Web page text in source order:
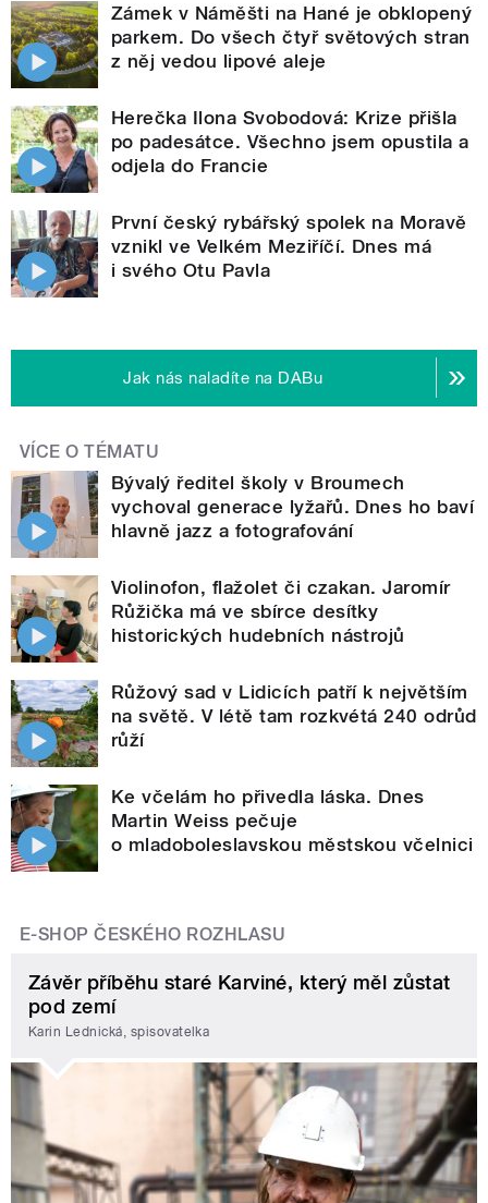
Zámek v Náměšti na Hané je obklopený
parkem. Do všech čtyř světových stran
z něj vedou lipové aleje
Herečka Ilona Svobodová: Krize přišla
po padesátce. Všechno jsem opustila a
odjela do Francie
První český rybářský spolek na Moravě
vznikl ve Velkém Meziříčí. Dnes má
i svého Otu Pavla
Jak nás naladíte na DABu
VÍCE O TÉMATU
Bývalý ředitel školy v Broumech
vychoval generace lyžařů. Dnes ho baví
hlavně jazz a fotografování
Violinofon, flažolet či czakan. Jaromír
Růžička má ve sbírce desítky
historických hudebních nástrojů
Růžový sad v Lidicích patří k největším
na světě. V létě tam rozkvétá 240 odrůd
růží
Ke včelám ho přivedla láska. Dnes
Martin Weiss pečuje
o mladoboleslavskou městskou včelnici
E-SHOP ČESKÉHO ROZHLASU
Závěr příběhu staré Karviné, který měl zůstat
pod zemí
Karin Lednická, spisovatelka